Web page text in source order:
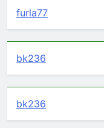
furla77
bk236
bk236